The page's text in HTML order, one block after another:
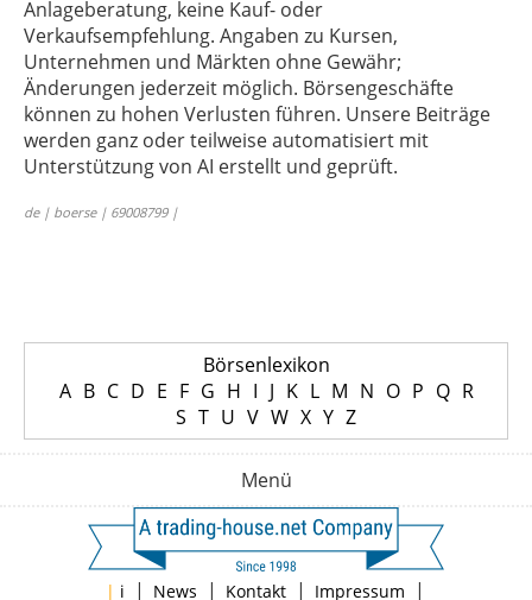
Anlageberatung, keine Kauf- oder
Verkaufsempfehlung. Angaben zu Kursen,
Unternehmen und Märkten ohne Gewähr;
Änderungen jederzeit möglich. Börsengeschäfte
können zu hohen Verlusten führen. Unsere Beiträge
werden ganz oder teilweise automatisiert mit
Unterstützung von AI erstellt und geprüft.
de | boerse | 69008799 |
Börsenlexikon
A B C D E F G H I J K L M N O P Q R
S T U V W X Y Z
Menü
| i | News | Kontakt | Impressum |